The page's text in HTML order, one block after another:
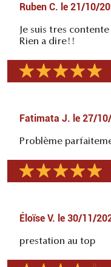
Ruben C. le 21/10/
Je suis tres
Rien a dire!!
Fatimata J. le 27/
Problème
Éloïse V. le 30/11/
prestation au top